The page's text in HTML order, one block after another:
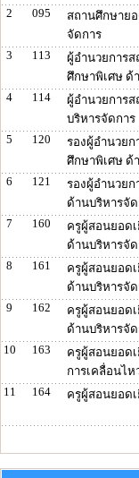
2
095
สถานศึกษาย
จัดการ
3
113
ผู้อำนวยการส
ศึกษาพิเศษ ด้
4
114
ผู้อำนวยการส
บริหารจัดการ
5
120
รองผู้อำนวยก
ศึกษาพิเศษ ด้
6
121
รองผู้อำนวยก
ด้านบริหารจั
7
160
ครูผู้สอนยอด
ด้านบริหารจั
8
161
ครูผู้สอนยอด
ด้านบริหารจั
9
162
ครูผู้สอนยอด
ด้านบริหารจั
10
163
ครูผู้สอนยอด
การเคลื่อนไ
11
164 ครูผู้สอนยอด